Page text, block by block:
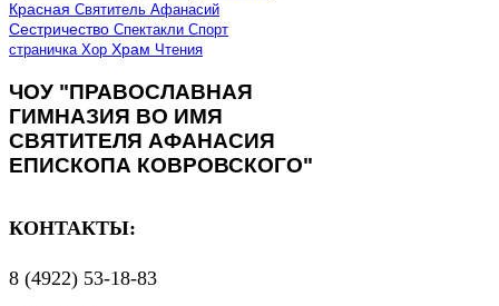
Красная Святитель Афанасий
Сестричество Спектакли Спорт
страничка Хор Храм Чтения
ЧОУ "ПРАВОСЛАВНАЯ
ГИМНАЗИЯ ВО ИМЯ
СВЯТИТЕЛЯ АФАНАСИЯ
ЕПИСКОПА КОВРОВСКОГО"
КОНТАКТЫ:
8 (4922) 53-18-83